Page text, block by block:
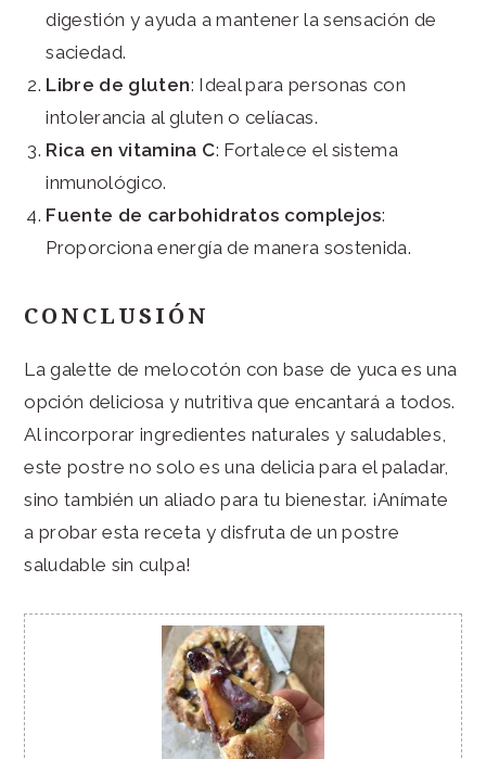
digestión y ayuda a mantener la sensación de
saciedad.
Libre de gluten: Ideal para personas con
intolerancia al gluten o celíacas.
Rica en vitamina C: Fortalece el sistema
inmunológico.
Fuente de carbohidratos complejos:
Proporciona energía de manera sostenida.
CONCLUSIÓN
La galette de melocotón con base de yuca es una
opción deliciosa y nutritiva que encantará a todos.
Al incorporar ingredientes naturales y saludables,
este postre no solo es una delicia para el paladar,
sino también un aliado para tu bienestar. ¡Anímate
a probar esta receta y disfruta de un postre
saludable sin culpa!